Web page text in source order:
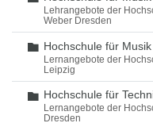
Lehrangebote der
Weber Dresden
Ordner
Hochschule für
Lernangebote der
Leipzig
Ordner
Hochschule für
Lernangebote der
Dresden